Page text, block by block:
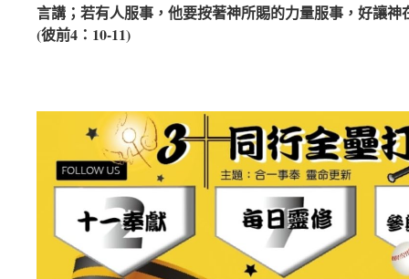
言講；若有人服事，他要按著神所賜的力量服事，好讓
(彼前4：10-11)